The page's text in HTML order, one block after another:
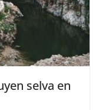
selva en